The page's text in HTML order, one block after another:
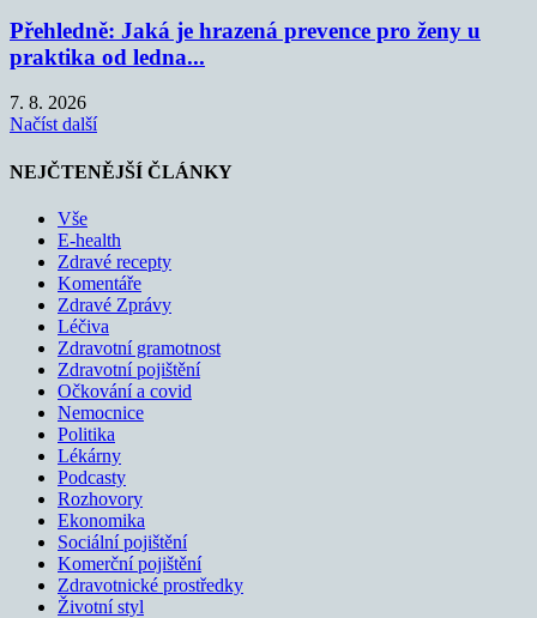
Přehledně: Jaká je hrazená prevence pro ženy u
praktika od ledna...
7. 8. 2026
Načíst další
NEJČTENĚJŠÍ ČLÁNKY
Vše
E-health
Zdravé recepty
Komentáře
Zdravé Zprávy
Léčiva
Zdravotní gramotnost
Zdravotní pojištění
Očkování a covid
Nemocnice
Politika
Lékárny
Podcasty
Rozhovory
Ekonomika
Sociální pojištění
Komerční pojištění
Zdravotnické prostředky
Životní styl